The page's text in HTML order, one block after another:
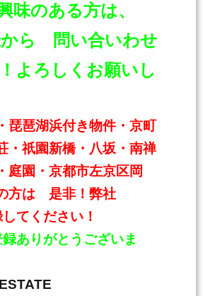
味のある方は、
から 問い合いわせ
よろしくお願いし
琵琶湖浜付き物件・京町
・祇園新橋・八坂・南禅
庭園・京都市左京区岡
方は 是非！弊社
てください！
ありがとうございま